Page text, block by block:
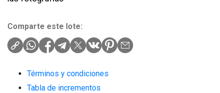
Comparte este lote:
Términos y condiciones
Tabla de incrementos